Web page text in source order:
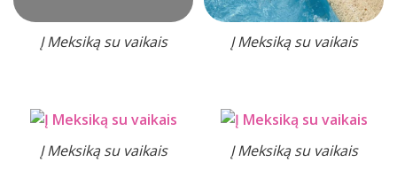
Į Meksiką su vaikais Į Meksiką su vaikais
Į Meksiką su vaikais Į Meksiką su vaikais